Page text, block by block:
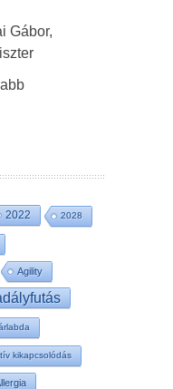
Gábor,
2022 2028
Agility
kikapcsolódás